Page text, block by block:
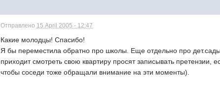
Отправлено 15 April 2005 - 12:47
Какие молодцы! Спасибо!
Я бы переместила обратно про школы. Еще отдельно про
приходит смотреть свою квартиру просят записывать претензии,
чтобы соседи тоже обращали внимание на эти моменты).